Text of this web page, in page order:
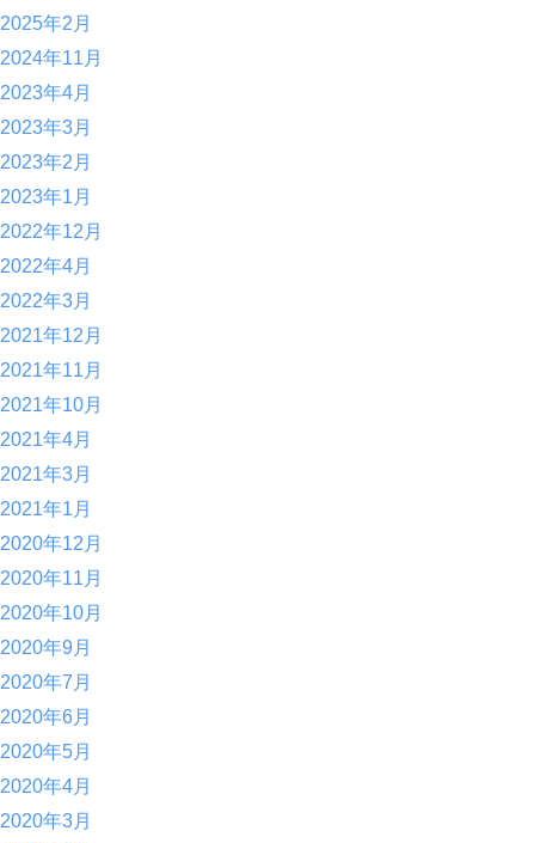
2025年2月
2024年11月
2023年4月
2023年3月
2023年2月
2023年1月
2022年12月
2022年4月
2022年3月
2021年12月
2021年11月
2021年10月
2021年4月
2021年3月
2021年1月
2020年12月
2020年11月
2020年10月
2020年9月
2020年7月
2020年6月
2020年5月
2020年4月
2020年3月